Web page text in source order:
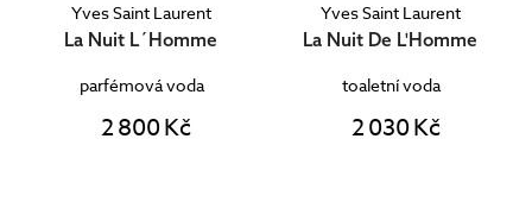
Yves Saint Laurent
La Nuit L´Homme
parfémová voda
2 800 Kč
Yves Saint Laurent
La Nuit De L'Homme
toaletní voda
2 030 Kč